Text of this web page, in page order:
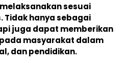
sesuai
Tidak hanya sebagai
juga dapat memberikan
masyarakat dalam
dan pendidikan.